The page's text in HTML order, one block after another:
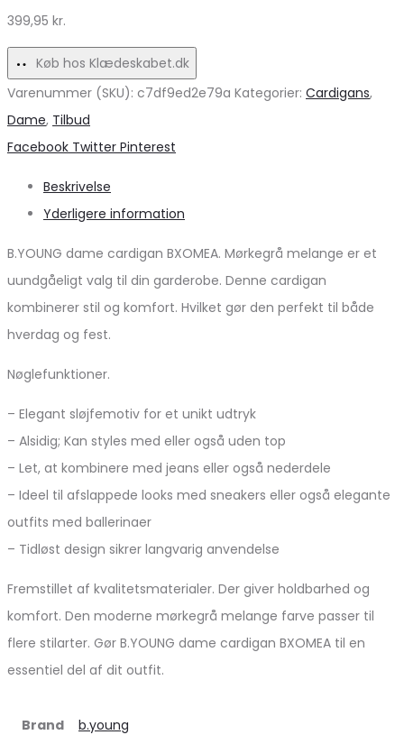
399,95 kr.
Køb hos Klædeskabet.dk
Varenummer (SKU): c7df9ed2e79a Kategorier: Cardigans,
Dame, Tilbud
Share
Facebook Twitter Pinterest
Beskrivelse
Yderligere information
B.YOUNG dame cardigan BXOMEA. Mørkegrå melange er et
uundgåeligt valg til din garderobe. Denne cardigan
kombinerer stil og komfort. Hvilket gør den perfekt til både
hverdag og fest.
Nøglefunktioner.
– Elegant sløjfemotiv for et unikt udtryk
– Alsidig; Kan styles med eller også uden top
– Let, at kombinere med jeans eller også nederdele
– Ideel til afslappede looks med sneakers eller også elegante
outfits med ballerinaer
– Tidløst design sikrer langvarig anvendelse
Fremstillet af kvalitetsmaterialer. Der giver holdbarhed og
komfort. Den moderne mørkegrå melange farve passer til
flere stilarter. Gør B.YOUNG dame cardigan BXOMEA til en
essentiel del af dit outfit.
Brand b.young